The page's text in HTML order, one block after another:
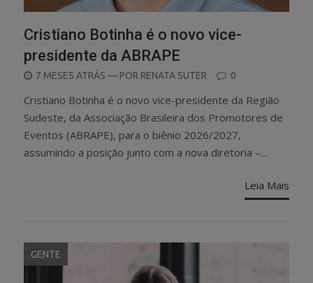
Cristiano Botinha é o novo vice-
presidente da ABRAPE
POSTED
7 MESES ATRÁS — POR RENATA SUTER 0
Cristiano Botinha é o novo vice-presidente da Região
Sudeste, da Associação Brasileira dos Promotores de
Eventos (ABRAPE), para o biênio 2026/2027,
assumindo a posição junto com a nova diretoria –…
Leia Mais
GENTE